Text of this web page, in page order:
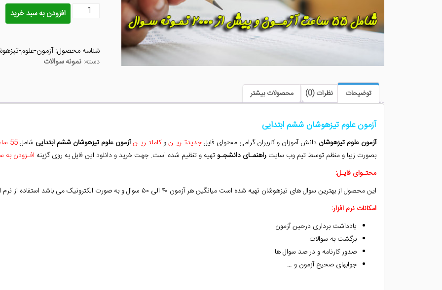
آزمون
ابتدایی
عدد
افزودن به سبد خرید
شناسه محصول:آزمون-علوم-
دسته:نمونه سوالات
توضیحات نظرات (0) محصولات بیشتر
آزمون علوم تیزهوشان ششم ابتدایی
آزمون علوم تیزهوشان دانش آموزان و کاربران گرامی محتوای فایلجدیدتـریـنوکاملتـریـنآزمون علوم تیزهوشان ششم ابتدایی شامل55 ساعت آزمون
بصورت زیبا و منظم توسط تیم وب سایت راهنمـای دانشجـوتهیه و تنظیم شده است. جهت خرید و دانلود این فایل به روی گزینه افـزودن به
محتـوای فایـل:
این محصول از بهترین سوال های تیزهوشان تهیه شده است میانگین هر آزمون ۴۰ الی ۵۰ سوال و به صورت الکترونیک می باشد استفاده از نرم افزار محدودیت ندارد و میتوان چندین باراستفاده کرد.
امکانات نرم افزار:
یادداشت برداری درحین آزمون
برگشت به سوالات
صدور کارنامه و در صد سوال ها
جوابهای صحیح آزمون و …